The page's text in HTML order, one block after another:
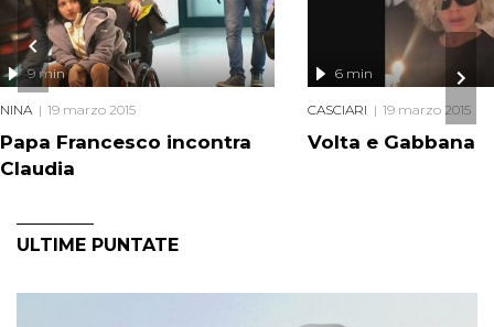
Papa Francesco incontra
Claudia
9 min
NINA 19 marzo 2015
Volta e Gabbana
6 min
CASCIARI 19 marzo 2015
ULTIME PUNTATE